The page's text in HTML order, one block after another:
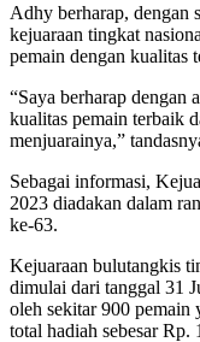
Adhy berharap, dengan
kejuaraan tingkat
pemain dengan kualitas
“Saya berharap dengan
kualitas pemain terbaik
menjuarainya,”
Sebagai informasi,
2023 diadakan dalam
ke-63.
Kejuaraan bulutangkis
dimulai dari tanggal 31
oleh sekitar 900 pemain
total hadiah sebesar Rp.